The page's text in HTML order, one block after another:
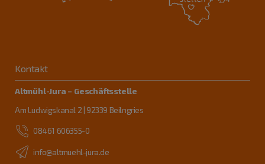
Kontakt
Altmühl-Jura – Geschäftsstelle
Am Ludwigskanal 2 | 92339 Beilngries
08461 606355-0
info@altmuehl-jura.de